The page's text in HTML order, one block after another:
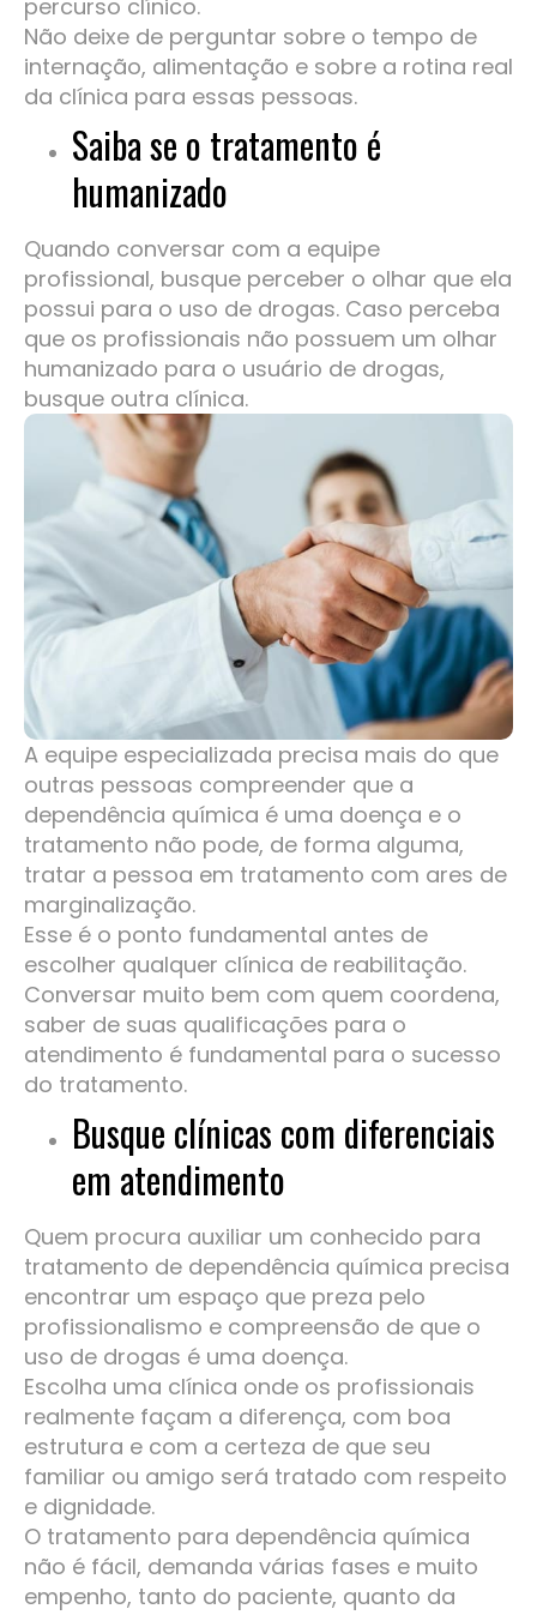
percurso clínico.
Não deixe de perguntar sobre o tempo de
internação, alimentação e sobre a rotina real
da clínica para essas pessoas.
Saiba se o tratamento é
humanizado
Quando conversar com a equipe
profissional, busque perceber o olhar que ela
possui para o uso de drogas. Caso perceba
que os profissionais não possuem um olhar
humanizado para o usuário de drogas,
busque outra clínica.
A equipe especializada precisa mais do que
outras pessoas compreender que a
dependência química é uma doença e o
tratamento não pode, de forma alguma,
tratar a pessoa em tratamento com ares de
marginalização.
Esse é o ponto fundamental antes de
escolher qualquer clínica de reabilitação.
Conversar muito bem com quem coordena,
saber de suas qualificações para o
atendimento é fundamental para o sucesso
do tratamento.
Busque clínicas com diferenciais
em atendimento
Quem procura auxiliar um conhecido para
tratamento de dependência química precisa
encontrar um espaço que preza pelo
profissionalismo e compreensão de que o
uso de drogas é uma doença.
Escolha uma clínica onde os profissionais
realmente façam a diferença, com boa
estrutura e com a certeza de que seu
familiar ou amigo será tratado com respeito
e dignidade.
O tratamento para dependência química
não é fácil, demanda várias fases e muito
empenho, tanto do paciente, quanto da